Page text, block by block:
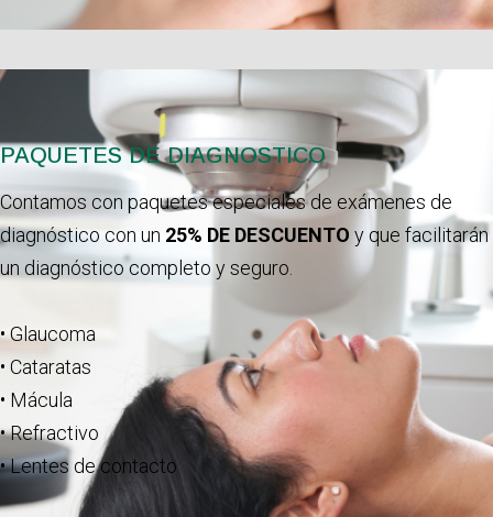
PAQUETES DE DIAGNOSTICO
Contamos con paquetes especiales de exámenes de
diagnóstico con un 25% DE DESCUENTO y que facilitarán
un diagnóstico completo y seguro.
• Glaucoma
• Cataratas
• Mácula
• Refractivo
• Lentes de contacto